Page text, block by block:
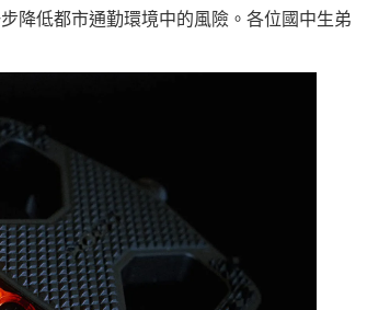
降低都市通勤環境中的風險。各位國中生弟